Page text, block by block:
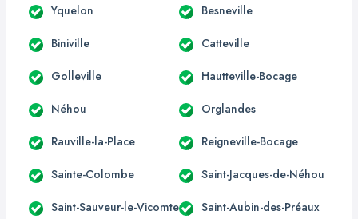
Yquelon Besneville
Biniville Catteville
Golleville Hautteville-Bocage
Néhou Orglandes
Rauville-la-Place Reigneville-Bocage
Sainte-Colombe Saint-Jacques-de-Néhou
Saint-Sauveur-le-Vicomte Saint-Aubin-des-Préaux